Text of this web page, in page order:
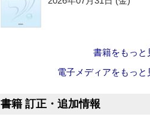
書籍をもっと
電子メディアをもっと
書籍 訂正・追加情報